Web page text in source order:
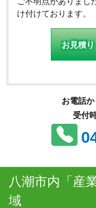
け付けております。
お見積
お電話
受付
八潮市内「産
域